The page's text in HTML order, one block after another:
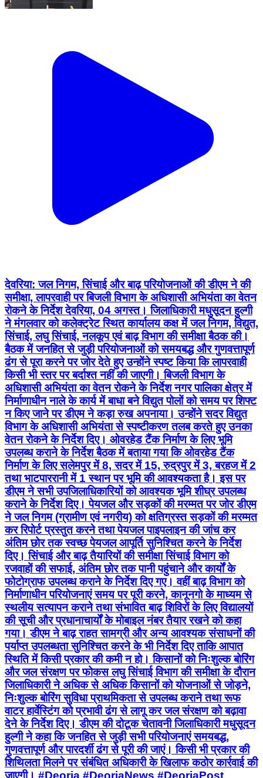
देवरिया: जल निगम, सिंचाई और बाढ़ परियोजनाओं की डीएम ने की
समीक्षा, लापरवाही पर बिजली विभाग के अधिशासी अभियंता का वेतन
रोकने के निर्देश देवरिया, 04 अगस्त। जिलाधिकारी मधुसूदन हुल्गी
ने मंगलवार को कलेक्ट्रेट स्थित कार्यालय कक्ष में जल निगम, विद्युत,
सिंचाई, लघु सिंचाई, नलकूप एवं बाढ़ विभाग की समीक्षा बैठक की।
बैठक में जनहित से जुड़ी परियोजनाओं को समयबद्ध और गुणवत्तापूर्ण
ढंग से पूरा करने पर जोर देते हुए उन्होंने स्पष्ट किया कि लापरवाही
किसी भी स्तर पर बर्दाश्त नहीं की जाएगी। बिजली विभाग के
अधिशासी अभियंता का वेतन रोकने के निर्देश नगर पालिका क्षेत्र में
निर्माणाधीन नाले के कार्य में बाधा बने विद्युत पोलों को समय पर शिफ्ट
न किए जाने पर डीएम ने कड़ा रुख अपनाया। उन्होंने सदर विद्युत
विभाग के अधिशासी अभियंता से स्पष्टीकरण तलब करते हुए उनका
वेतन रोकने के निर्देश दिए। ओवरहेड टैंक निर्माण के लिए भूमि
उपलब्ध कराने के निर्देश बैठक में बताया गया कि ओवरहेड टैंक
निर्माण के लिए सलेमपुर में 8, सदर में 15, रुद्रपुर में 3, बरहज में 2
तथा भाटपाररानी में 1 स्थान पर भूमि की आवश्यकता है। इस पर
डीएम ने सभी उपजिलाधिकारियों को आवश्यक भूमि शीघ्र उपलब्ध
कराने के निर्देश दिए। पेयजल और सड़कों की मरम्मत पर जोर डीएम
ने जल निगम (ग्रामीण एवं नगरीय) को क्षतिग्रस्त सड़कों की मरम्मत
कर रिपोर्ट प्रस्तुत करने तथा पेयजल पाइपलाइन की जांच कर
अंतिम छोर तक स्वच्छ पेयजल आपूर्ति सुनिश्चित करने के निर्देश
दिए। सिंचाई और बाढ़ तैयारियों की समीक्षा सिंचाई विभाग को
रजवाहों की सफाई, अंतिम छोर तक पानी पहुंचाने और कार्यों के
फोटोग्राफ उपलब्ध कराने के निर्देश दिए गए। वहीं बाढ़ विभाग को
निर्माणाधीन परियोजनाएं समय पर पूरी करने, कानूनगो के माध्यम से
स्थलीय सत्यापन कराने तथा संभावित बाढ़ शिविरों के लिए विद्यालयों
की सूची और प्रधानाचार्यों के मोबाइल नंबर तैयार रखने को कहा
गया। डीएम ने बाढ़ राहत सामग्री और अन्य आवश्यक संसाधनों की
पर्याप्त उपलब्धता सुनिश्चित करने के भी निर्देश दिए ताकि आपात
स्थिति में किसी प्रकार की कमी न हो। किसानों को निःशुल्क बोरिंग
और जल संरक्षण पर फोकस लघु सिंचाई विभाग की समीक्षा के दौरान
जिलाधिकारी ने अधिक से अधिक किसानों को योजनाओं से जोड़ने,
निःशुल्क बोरिंग सुविधा प्राथमिकता से उपलब्ध कराने तथा रूफ
वाटर हार्वेस्टिंग को प्रभावी ढंग से लागू कर जल संरक्षण को बढ़ावा
देने के निर्देश दिए। डीएम की दोटूक चेतावनी जिलाधिकारी मधुसूदन
हुल्गी ने कहा कि जनहित से जुड़ी सभी परियोजनाएं समयबद्ध,
गुणवत्तापूर्ण और पारदर्शी ढंग से पूरी की जाएं। किसी भी प्रकार की
शिथिलता मिलने पर संबंधित अधिकारी के खिलाफ कठोर कार्रवाई की
जाएगी। #Deoria #DeoriaNews #DeoriaPost